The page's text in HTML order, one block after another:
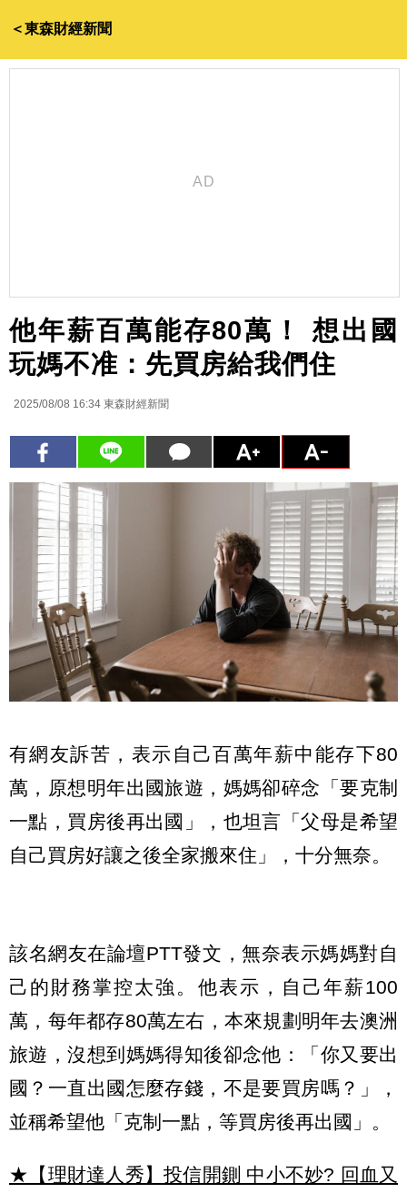
＜東森財經新聞
他年薪百萬能存80萬！ 想出國
玩媽不准：先買房給我們住
2025/08/08 16:34 東森財經新聞
有網友訴苦，表示自己百萬年薪中能存下80
萬，原想明年出國旅遊，媽媽卻碎念「要克制
一點，買房後再出國」，也坦言「父母是希望
自己買房好讓之後全家搬來住」，十分無奈。
該名網友在論壇PTT發文，無奈表示媽媽對自
己的財務掌控太強。他表示，自己年薪100
萬，每年都存80萬左右，本來規劃明年去澳洲
旅遊，沒想到媽媽得知後卻念他：「你又要出
國？一直出國怎麼存錢，不是要買房嗎？」，
並稱希望他「克制一點，等買房後再出國」。
★【理財達人秀】投信開鍘 中小不妙? 回血又